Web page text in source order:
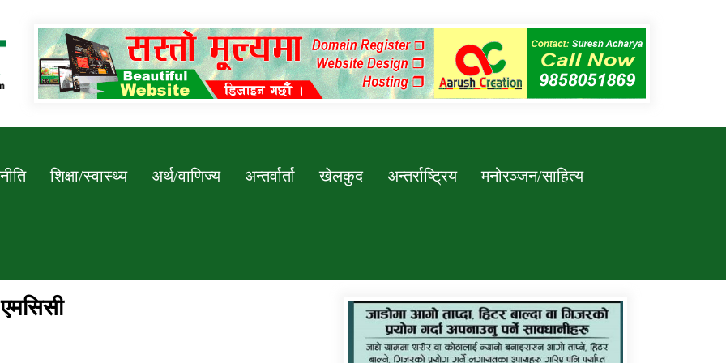
Newssarokar
शिक्षा/स्वास्थ्य अर्थ/वाणिज्य अन्तर्वार्ता खेलकुद अन्तर्राष्ट्रिय मनोरञ्जन/साहित्य
कर्णाली प्रविधि शिक्षालय जुम्लाको सुचना